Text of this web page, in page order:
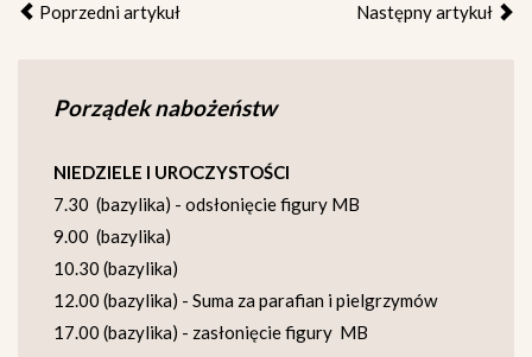
Poprzedni artykuł Następny artykuł
Porządek nabożeństw
NIEDZIELE I UROCZYSTOŚCI
7.30 (bazylika) - odsłonięcie figury MB
9.00 (bazylika)
10.30 (bazylika)
12.00 (bazylika) - Suma za parafian i pielgrzymów
17.00 (bazylika) - zasłonięcie figury MB